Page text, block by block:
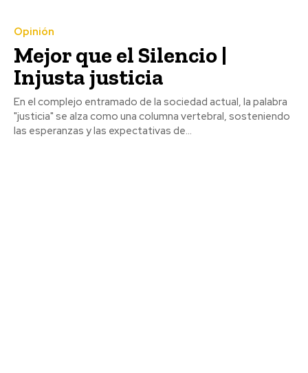
Opinión
Mejor que el Silencio |
Injusta justicia
En el complejo entramado de la sociedad actual, la palabra
"justicia" se alza como una columna vertebral, sosteniendo
las esperanzas y las expectativas de...